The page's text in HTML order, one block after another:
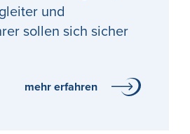
und
sollen sich sicher
mehr erfahren